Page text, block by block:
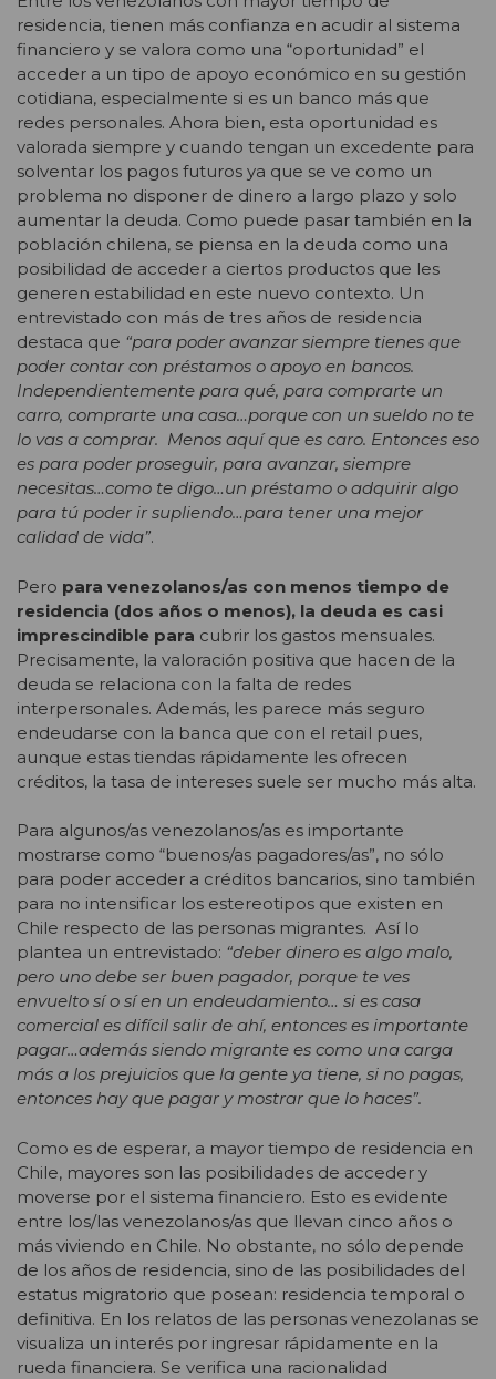
residencia, tienen más confianza en acudir al sistema
financiero y se valora como una “oportunidad” el
acceder a un tipo de apoyo económico en su gestión
cotidiana, especialmente si es un banco más que
redes personales. Ahora bien, esta oportunidad es
valorada siempre y cuando tengan un excedente para
solventar los pagos futuros ya que se ve como un
problema no disponer de dinero a largo plazo y solo
aumentar la deuda. Como puede pasar también en la
población chilena, se piensa en la deuda como una
posibilidad de acceder a ciertos productos que les
generen estabilidad en este nuevo contexto. Un
entrevistado con más de tres años de residencia
destaca que “para poder avanzar siempre tienes que
poder contar con préstamos o apoyo en bancos.
Independientemente para qué, para comprarte un
carro, comprarte una casa…porque con un sueldo no te
lo vas a comprar. Menos aquí que es caro. Entonces eso
es para poder proseguir, para avanzar, siempre
necesitas…como te digo…un préstamo o adquirir algo
para tú poder ir supliendo…para tener una mejor
calidad de vida”.
Pero para venezolanos/as con menos tiempo de
residencia (dos años o menos), la deuda es casi
imprescindible para cubrir los gastos mensuales.
Precisamente, la valoración positiva que hacen de la
deuda se relaciona con la falta de redes
interpersonales. Además, les parece más seguro
endeudarse con la banca que con el retail pues,
aunque estas tiendas rápidamente les ofrecen
créditos, la tasa de intereses suele ser mucho más alta.
Para algunos/as venezolanos/as es importante
mostrarse como “buenos/as pagadores/as”, no sólo
para poder acceder a créditos bancarios, sino también
para no intensificar los estereotipos que existen en
Chile respecto de las personas migrantes. Así lo
plantea un entrevistado: “deber dinero es algo malo,
pero uno debe ser buen pagador, porque te ves
envuelto sí o sí en un endeudamiento… si es casa
comercial es difícil salir de ahí, entonces es importante
pagar…además siendo migrante es como una carga
más a los prejuicios que la gente ya tiene, si no pagas,
entonces hay que pagar y mostrar que lo haces”.
Como es de esperar, a mayor tiempo de residencia en
Chile, mayores son las posibilidades de acceder y
moverse por el sistema financiero. Esto es evidente
entre los/las venezolanos/as que llevan cinco años o
más viviendo en Chile. No obstante, no sólo depende
de los años de residencia, sino de las posibilidades del
estatus migratorio que posean: residencia temporal o
definitiva. En los relatos de las personas venezolanas se
visualiza un interés por ingresar rápidamente en la
rueda financiera. Se verifica una racionalidad